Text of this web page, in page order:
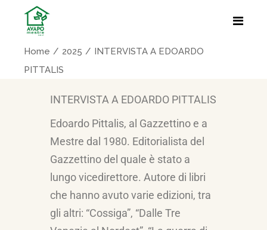
Home 2025
INTERVISTA A EDOARDO
PITTALIS
INTERVISTA A EDOARDO PITTALIS
Edoardo Pittalis, al Gazzettino e a
Mestre dal 1980. Editorialista del
Gazzettino del quale è stato a
lungo vicedirettore. Autore di libri
che hanno avuto varie edizioni, tra
gli altri: “Cossiga”, “Dalle Tre